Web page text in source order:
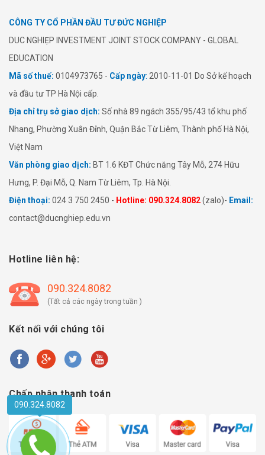
CÔNG TY CỔ PHẦN ĐẦU TƯ ĐỨC NGHIỆP
​​DUC NGHIẸP INVESTMENT JOINT STOCK COMPANY - GLOBAL
EDUCATION
Mã số thuế: 0104973765 - Cấp ngày: 2010-11-01 Do Sở kế hoạch
và đầu tư TP Hà Nội cấp.
Địa chỉ trụ sở giao dịch: Số nhà 89 ngách 355/95/43 tổ khu phố
Nhang, Phường Xuân Đỉnh, Quận Bắc Từ Liêm, Thành phố Hà Nội,
Việt Nam
Văn phòng giao dịch: BT 1.6 KĐT Chức năng Tây Mỗ, 274 Hữu
Hưng, P. Đại Mỗ, Q. Nam Từ Liêm, Tp. Hà Nội.
Điện thoại: 024 3 750 2450 - Hotline: 090.324.8082(zalo)- Email:
contact@ducnghiep.edu.vn
Hotline liên hệ:
090.324.8082
(Tất cả các ngày trong tuần )
Kết nối với chúng tôi
Chấp nhận thanh toán
090.324.8082